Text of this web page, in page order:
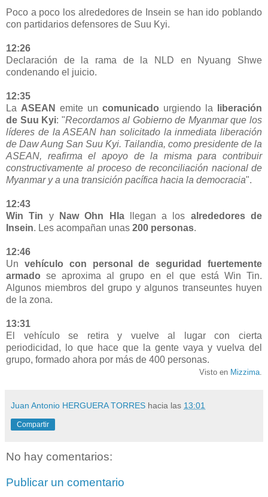
Poco a poco los alrededores de Insein se han ido poblando
con partidarios defensores de Suu Kyi.
12:26
Declaración de la rama de la NLD en Nyuang Shwe
condenando el juicio.
12:35
La ASEAN emite un comunicado urgiendo la
liberación
de Suu Kyi: "Recordamos al Gobierno de Myanmar que los
líderes de la ASEAN han solicitado la inmediata liberación
de Daw Aung San Suu Kyi. Tailandia, como presidente de la
ASEAN, reafirma el apoyo de la misma para contribuir
constructivamente al proceso de reconciliación nacional de
Myanmar y a una transición pacífica hacia la democracia".
12:43
Win Tin y Naw Ohn Hlallegan a los alrededores de
Insein. Les acompañan unas 200 personas.
12:46
Un vehículo con personal de seguridad fuertemente
armadose aproxima al grupo en el que está Win Tin.
Algunos miembros del grupo y algunos transeuntes huyen
de la zona.
13:31
El vehículo se retira y vuelve al lugar con cierta
periodicidad, lo que hace que la gente vaya y vuelva del
grupo, formado ahora por más de 400 personas.
Visto en Mizzima
Juan Antonio HERGUERA TORRES hacia las 13:01
Compartir
No hay comentarios:
Publicar un comentario